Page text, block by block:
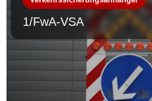
1/FwA-VSA